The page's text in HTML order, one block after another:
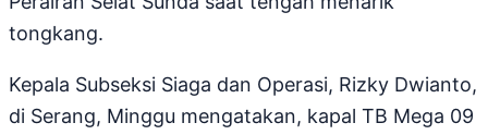
tongkang.
Kepala Subseksi Siaga dan Operasi, Rizky Dwianto,
di Serang, Minggu mengatakan, kapal TB Mega 09